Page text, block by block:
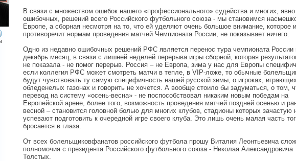
В связи с множеством ошибок нашего «профессионального» судейства и многих, явно
ошибочных, решений всего Российского футбольного союза - мы становимся
Европе, а сборная несмотря на то, что ей уделяют очень большое внимание, которое
противоречит нормам проведения матчей Чемпионата России, не показывает ничего.
Одно из недавно ошибочных решений РФС является перенос тура чемпионата России
декабрь месяц, в связи с лишней неделей перерыва игры сборной, которая
не показала - не помог перерыв. Россия – не Европа, зима у нас для Европы
если коллегия РФС может смотреть матчи в тепле, в VIP-ложе, то обычные
будут чувствовать ту самую специфичность нашей русской зимы, о игроках,
обледенелых газонах и говорить не хочется. А вообще стоило бы задуматься, о том,
перевод на систему «осень-весна» - не поспособствовал никаким новым победам на
Европейской арене, более того, возможность проведения матчей поздней осенью и
весной – становится головной болью для многих клубов, стадионы которых зачастую
успевают подготовить к очередной игре своего клуба. Это лишь очень малая часть
бросается в глаза.
От всех болельщиковфанатов российского футбола прошу Виталия Леонтьевича
полномочия с президента Российского футбольного союза - Николая Александровича
Толстых.